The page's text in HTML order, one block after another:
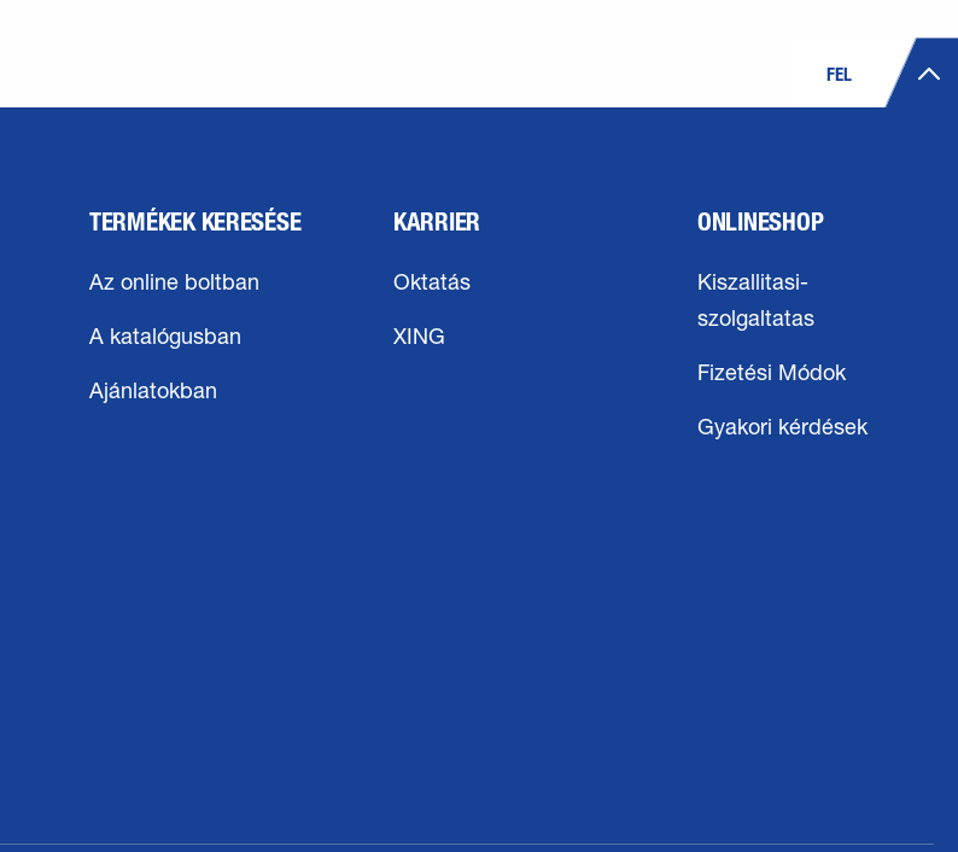
FEL
TERMÉKEK KERESÉSE
Az online boltban
A katalógusban
Ajánlatokban
KARRIER
Oktatás
XING
ONLINESHOP
Kiszallitasi-
szolgaltatas
Fizetési Módok
Gyakori kérdések